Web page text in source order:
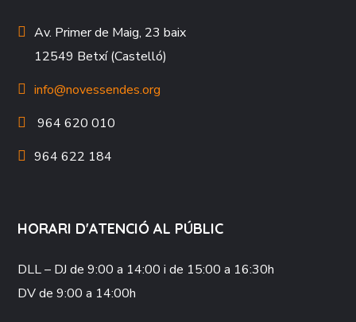
Av. Primer de Maig, 23 baix
12549 Betxí (Castelló)
info@novessendes.org
964 620 010
964 622 184
HORARI D'ATENCIÓ AL PÚBLIC
DLL – DJde 9:00 a 14:00 i de 15:00 a 16:30h
DVde 9:00 a 14:00h